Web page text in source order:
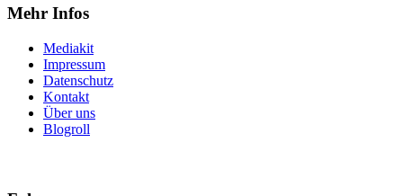
Mehr Infos
Mediakit
Impressum
Datenschutz
Kontakt
Über uns
Blogroll